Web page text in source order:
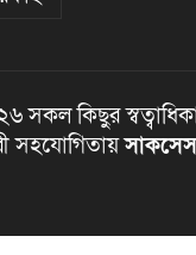
কিছুর
সহযোগিতায়